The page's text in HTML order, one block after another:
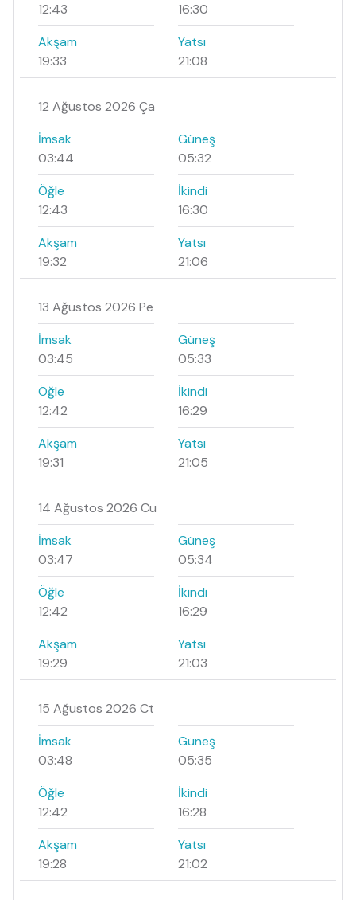
12:43
16:30
Akşam
19:33
Yatsı
21:08
12 Ağustos 2026 Ça
İmsak
03:44
Güneş
05:32
Öğle
12:43
İkindi
16:30
Akşam
19:32
Yatsı
21:06
13 Ağustos 2026 Pe
İmsak
03:45
Güneş
05:33
Öğle
12:42
İkindi
16:29
Akşam
19:31
Yatsı
21:05
14 Ağustos 2026 Cu
İmsak
03:47
Güneş
05:34
Öğle
12:42
İkindi
16:29
Akşam
19:29
Yatsı
21:03
15 Ağustos 2026 Ct
İmsak
03:48
Güneş
05:35
Öğle
12:42
İkindi
16:28
Akşam
19:28
Yatsı
21:02